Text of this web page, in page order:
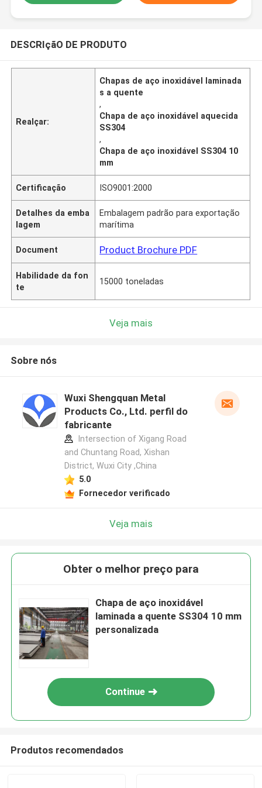
DESCRIçãO DE PRODUTO
Realçar:
Chapas de aço inoxidável laminada
s a quente
,
Chapa de aço inoxidável aquecida
SS304
,
Chapa de aço inoxidável SS304 10
mm
Certificação ISO9001:2000
Detalhes da emba
lagem
Embalagem padrão para exportação
marítima
Document Product Brochure PDF
Habilidade da fon
te
15000 toneladas
Veja mais
Sobre nós
Wuxi Shengquan Metal
Products Co., Ltd. perfil do
fabricante
Intersection of Xigang Road
and Chuntang Road, Xishan
District, Wuxi City ,China
5.0
Fornecedor verificado
Veja mais
Obter o melhor preço para
Chapa de aço inoxidável
laminada a quente SS304 10 mm
personalizada
Continue
Produtos recomendados